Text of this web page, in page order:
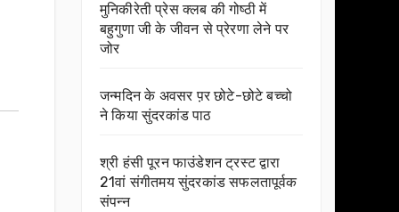
मुनिकीरेती प्रेस क्लब की गोष्ठी में
बहुगुणा जी के जीवन से प्रेरणा लेने पर
जोर
जन्मदिन के अवसर प़र छोटे-छोटे बच्चो
ने किया सुंदरकांड पाठ
श्री हंसी पूरन फाउंडेशन ट्रस्ट द्वारा
21वां संगीतमय सुंदरकांड सफलतापूर्वक
संपन्न